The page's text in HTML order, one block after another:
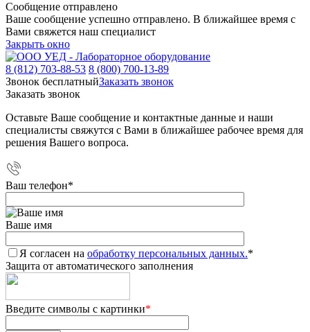
Сообщение отправлено
Ваше сообщение успешно отправлено. В ближайшее время с
Вами свяжется наш специалист
Закрыть окно
8 (812) 703-88-53 8 (800) 700-13-89
Звонок бесплатныйЗаказать звонок
Заказать звонок
Оставьте Ваше сообщение и контактные данные и наши
специалисты свяжутся с Вами в ближайшее рабочее время для
решения Вашего вопроса.
Ваш телефон*
Ваше имя
Я согласен на обработку персональных данных.*
Защита от автоматического заполнения
Введите символы с картинки*